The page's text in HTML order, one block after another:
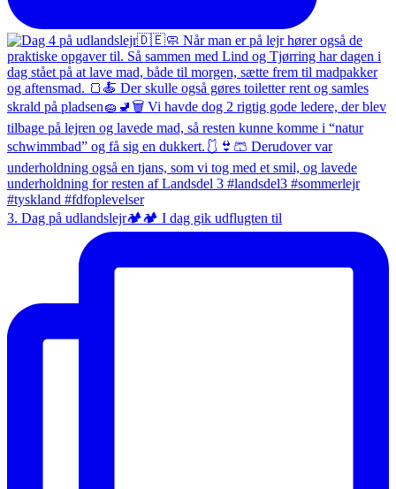
3. Dag på udlandslejr🏕️🏕️ I dag gik udflugten til